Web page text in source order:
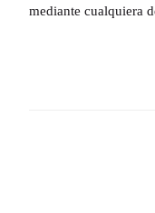
mediante cualquiera